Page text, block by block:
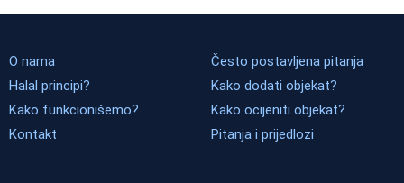
O nama
Halal principi?
Kako funkcionišemo?
Kontakt
Često postavljena pitanja
Kako dodati objekat?
Kako ocijeniti objekat?
Pitanja i prijedlozi